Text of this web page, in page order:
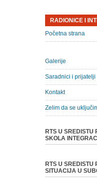
RADIONICE I
Početna strana
Galerije
Saradnici i prijatelji
Kontakt
Zelim da se
RTS U SREDISTU
SKOLA
RTS U SREDISTU
SITUACIJA U